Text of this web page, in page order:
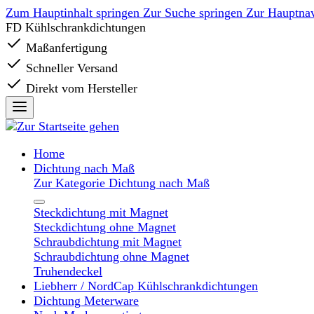
Zum Hauptinhalt springen Zur Suche springen Zur
FD Kühlschrankdichtungen
Maßanfertigung
Schneller Versand
Direkt vom Hersteller
Home
Dichtung nach Maß
Zur Kategorie Dichtung nach Maß
Steckdichtung mit Magnet
Steckdichtung ohne Magnet
Schraubdichtung mit Magnet
Schraubdichtung ohne Magnet
Truhendeckel
Liebherr / NordCap Kühlschrankdichtungen
Dichtung Meterware